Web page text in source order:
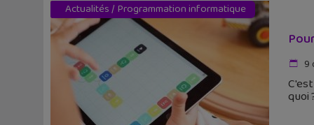
Actualités/ Programmation informatique
9
quoi